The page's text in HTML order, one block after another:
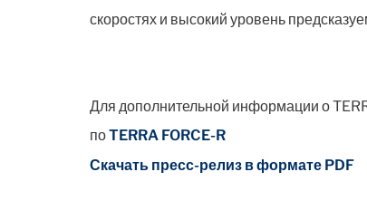
скоростях и высокий уровень
Для дополнительной информации о
поTERRA FORCE-R
Скачать пресс-релиз в формате PDF